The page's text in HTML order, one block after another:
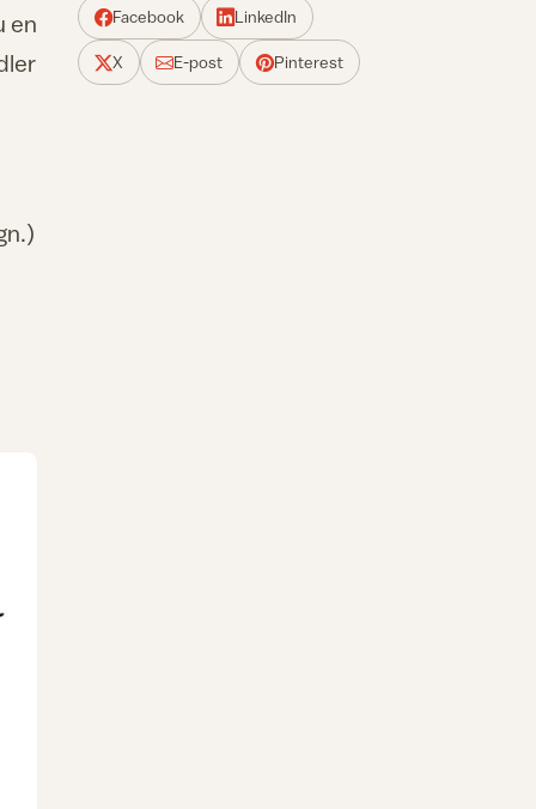
en
Facebook LinkedIn
X E-post Pinterest